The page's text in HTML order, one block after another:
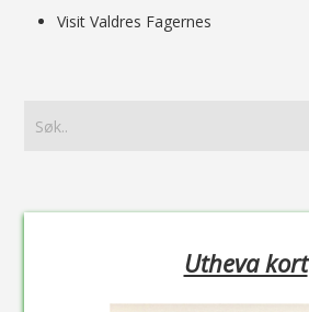
Visit Valdres Fagernes
Utheva kort